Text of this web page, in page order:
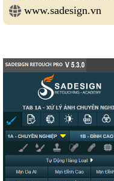
www.sadesign.vn